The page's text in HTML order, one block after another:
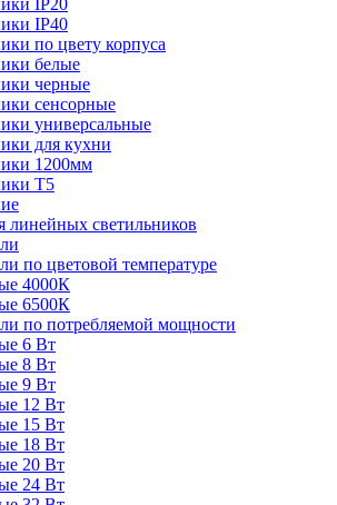
IP20
IP40
по цвету корпуса
белые
черные
сенсорные
универсальные
для кухни
1200мм
Т5
светильников
по цветовой температуре
4000К
6500К
по потребляемой мощности
6 Вт
8 Вт
9 Вт
12 Вт
15 Вт
18 Вт
20 Вт
24 Вт